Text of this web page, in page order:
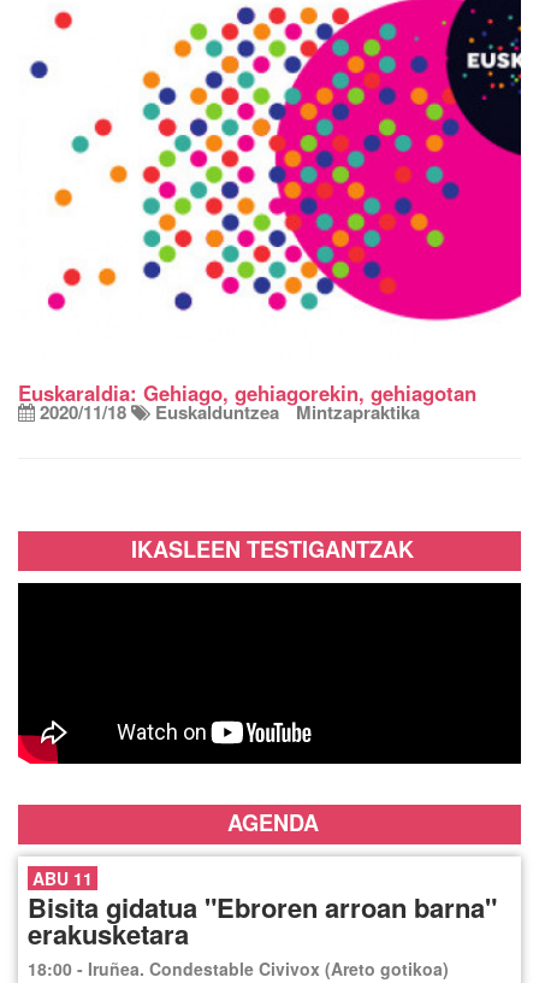
Euskaraldia: Gehiago, gehiagorekin, gehiagotan
2020/11/18 Euskalduntzea Mintzapraktika
IKASLEEN TESTIGANTZAK
AGENDA
ABU 11
Bisita gidatua "Ebroren arroan barna"
erakusketara
18:00 - Iruñea. Condestable Civivox (Areto gotikoa)